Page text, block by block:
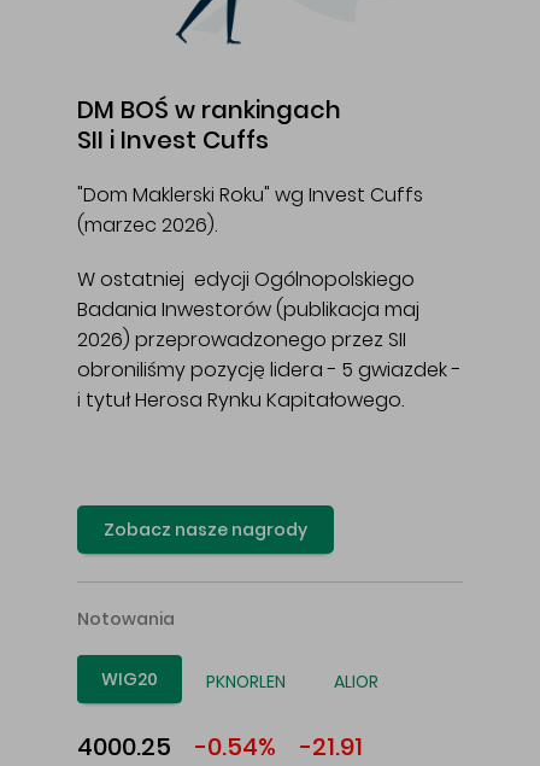
DM BOŚ w rankingach
SII i Invest Cuffs
"Dom Maklerski Roku" wg Invest Cuffs
(marzec 2026).
W ostatniej edycji Ogólnopolskiego
Badania Inwestorów (publikacja maj
2026) przeprowadzonego przez SII
obroniliśmy pozycję lidera - 5 gwiazdek -
i tytuł Herosa Rynku Kapitałowego.
Zobacz nasze nagrody
Notowania
WIG20 PKNORLEN ALIOR
4000.25 -0.54% -21.91